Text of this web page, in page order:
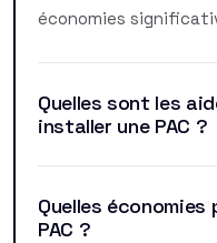
économies
Quelles sont les
installer une PAC ?
Quelles
PAC ?